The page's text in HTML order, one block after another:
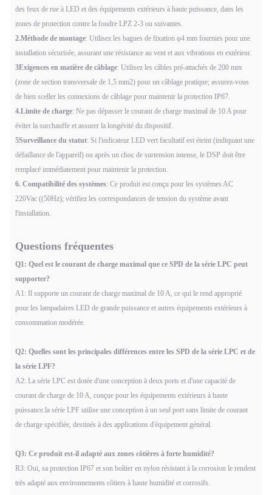
des feux de rue à LED et des équipements extérieurs à haute puissance, dans les
zones de protection contre la foudre LPZ 2-3 ou suivantes.
2.Méthode de montage: Utilisez les bagues de fixation φ4 mm fournies pour une
installation sécurisée, assurant une résistance au vent et aux vibrations en extérieur.
3Exigences en matière de câblage: Utilisez les câbles pré-attachés de 200 mm
(zone de section transversale de 1,5 mm2) pour un câblage pratique; assurez-vous
de bien sceller les connexions de câblage pour maintenir la protection IP67.
4.Limite de charge: Ne pas dépasser le courant de charge maximal de 10 A pour
éviter la surchauffe et assurer la longévité du dispositif.
5Surveillance du statut: Si l'indicateur LED vert facultatif est éteint (indiquant une
défaillance de l'appareil) ou après un choc de surtension intense, le DSP doit être
remplacé immédiatement pour maintenir la protection.
6. Compatibilité des systèmes: Ce produit est conçu pour les systèmes AC
220Vac ((50Hz); vérifiez les correspondances de tension du système avant
l'installation.
Questions fréquentes
Q1: Quel est le courant de charge maximal que ce SPD de la série LPC peut
supporter?
A1: Il supporte un courant de charge maximal de 10 A, ce qui le rend approprié
pour les lampadaires LED de grande puissance et autres équipements extérieurs à
consommation modérée.
Q2: Quelles sont les principales différences entre les SPD de la série LPC et de
la série LPF?
A2: La série LPC est dotée d'une conception à deux ports et d'une capacité de
courant de charge de 10 A, conçue pour les équipements extérieurs à haute
puissance.la série LPF utilise une conception à un seul port sans limite de courant
de charge spécifiée, destinés à des applications d'équipement général.
Q3: Ce produit est-il adapté aux zones côtières à forte humidité?
R3: Oui, sa protection IP67 et son boîtier en nylon résistant à la corrosion le rendent
très adapté aux environnements côtiers à haute humidité et corrosifs.